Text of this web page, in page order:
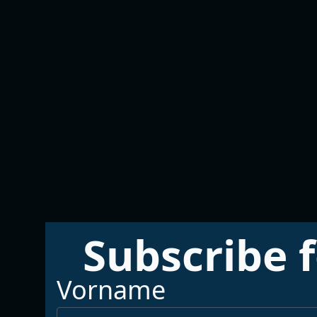
Subscribe
Vorname